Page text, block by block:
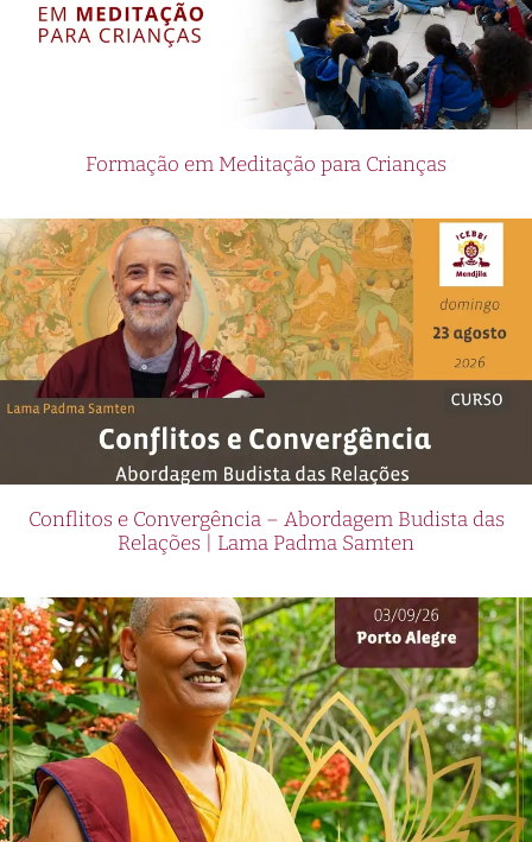
Formação em Meditação para Crianças
Conflitos e Convergência – Abordagem Budista das
Relações | Lama Padma Samten